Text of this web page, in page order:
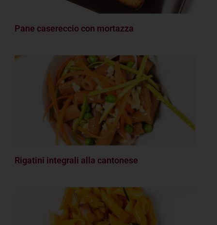
Pane casereccio con mortazza
Rigatini integrali alla cantonese